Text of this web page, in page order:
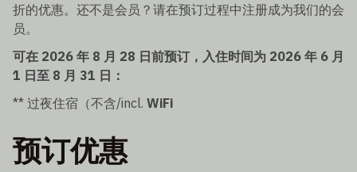
折的优惠。还不是会员？请在预订过程中注册成为我们的会
员。
可在 2026 年 8 月 28 日前预订，入住时间为 2026 年 6 月
1 日至 8 月 31 日：
** 过夜住宿（不含/incl. WiFi
预订优惠